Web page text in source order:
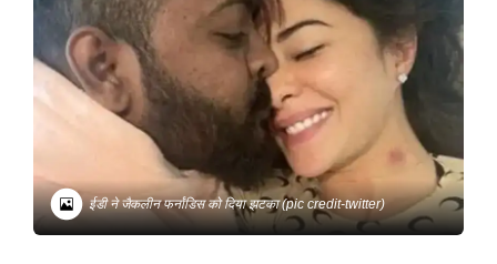
ईडी ने जैकलीन फर्नांडिस को दिया झटका (pic credit-twitter)